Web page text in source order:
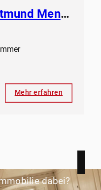
Erstbezug in Dortmund Mengede - Modern Wohnen ab sofort
Mehr erfahren
dabei?